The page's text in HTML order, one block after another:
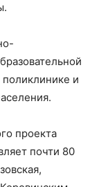
и
проекта
почти 80